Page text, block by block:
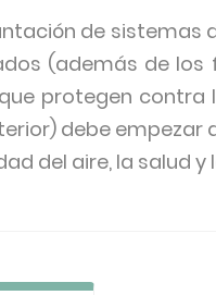
de
(además de los
protegen
debe
del aire, la salud